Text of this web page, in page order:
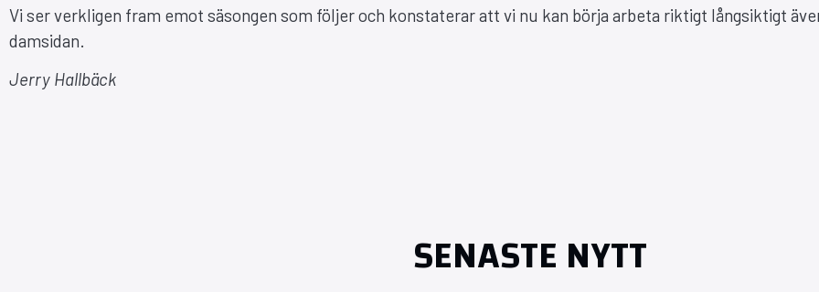
Vi ser verkligen fram emot säsongen som följer och konstaterar att vi nu kan börja arbeta riktigt långsiktigt
damsidan.
Jerry Hallbäck
SENASTE NYTT